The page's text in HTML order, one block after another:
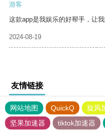
游客
这款app是我娱乐的好帮手，让
2024-08-19
友情链接
网站地图 QuickQ 旋风
坚果加速器
tiktok加速器